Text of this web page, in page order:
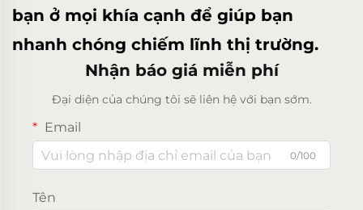
bạn ở mọi khía cạnh để giúp bạn
nhanh chóng chiếm lĩnh thị trường.
Nhận báo giá miễn phí
Đại diện của chúng tôi sẽ liên hệ với bạn sớm.
Email
0/100
Tên